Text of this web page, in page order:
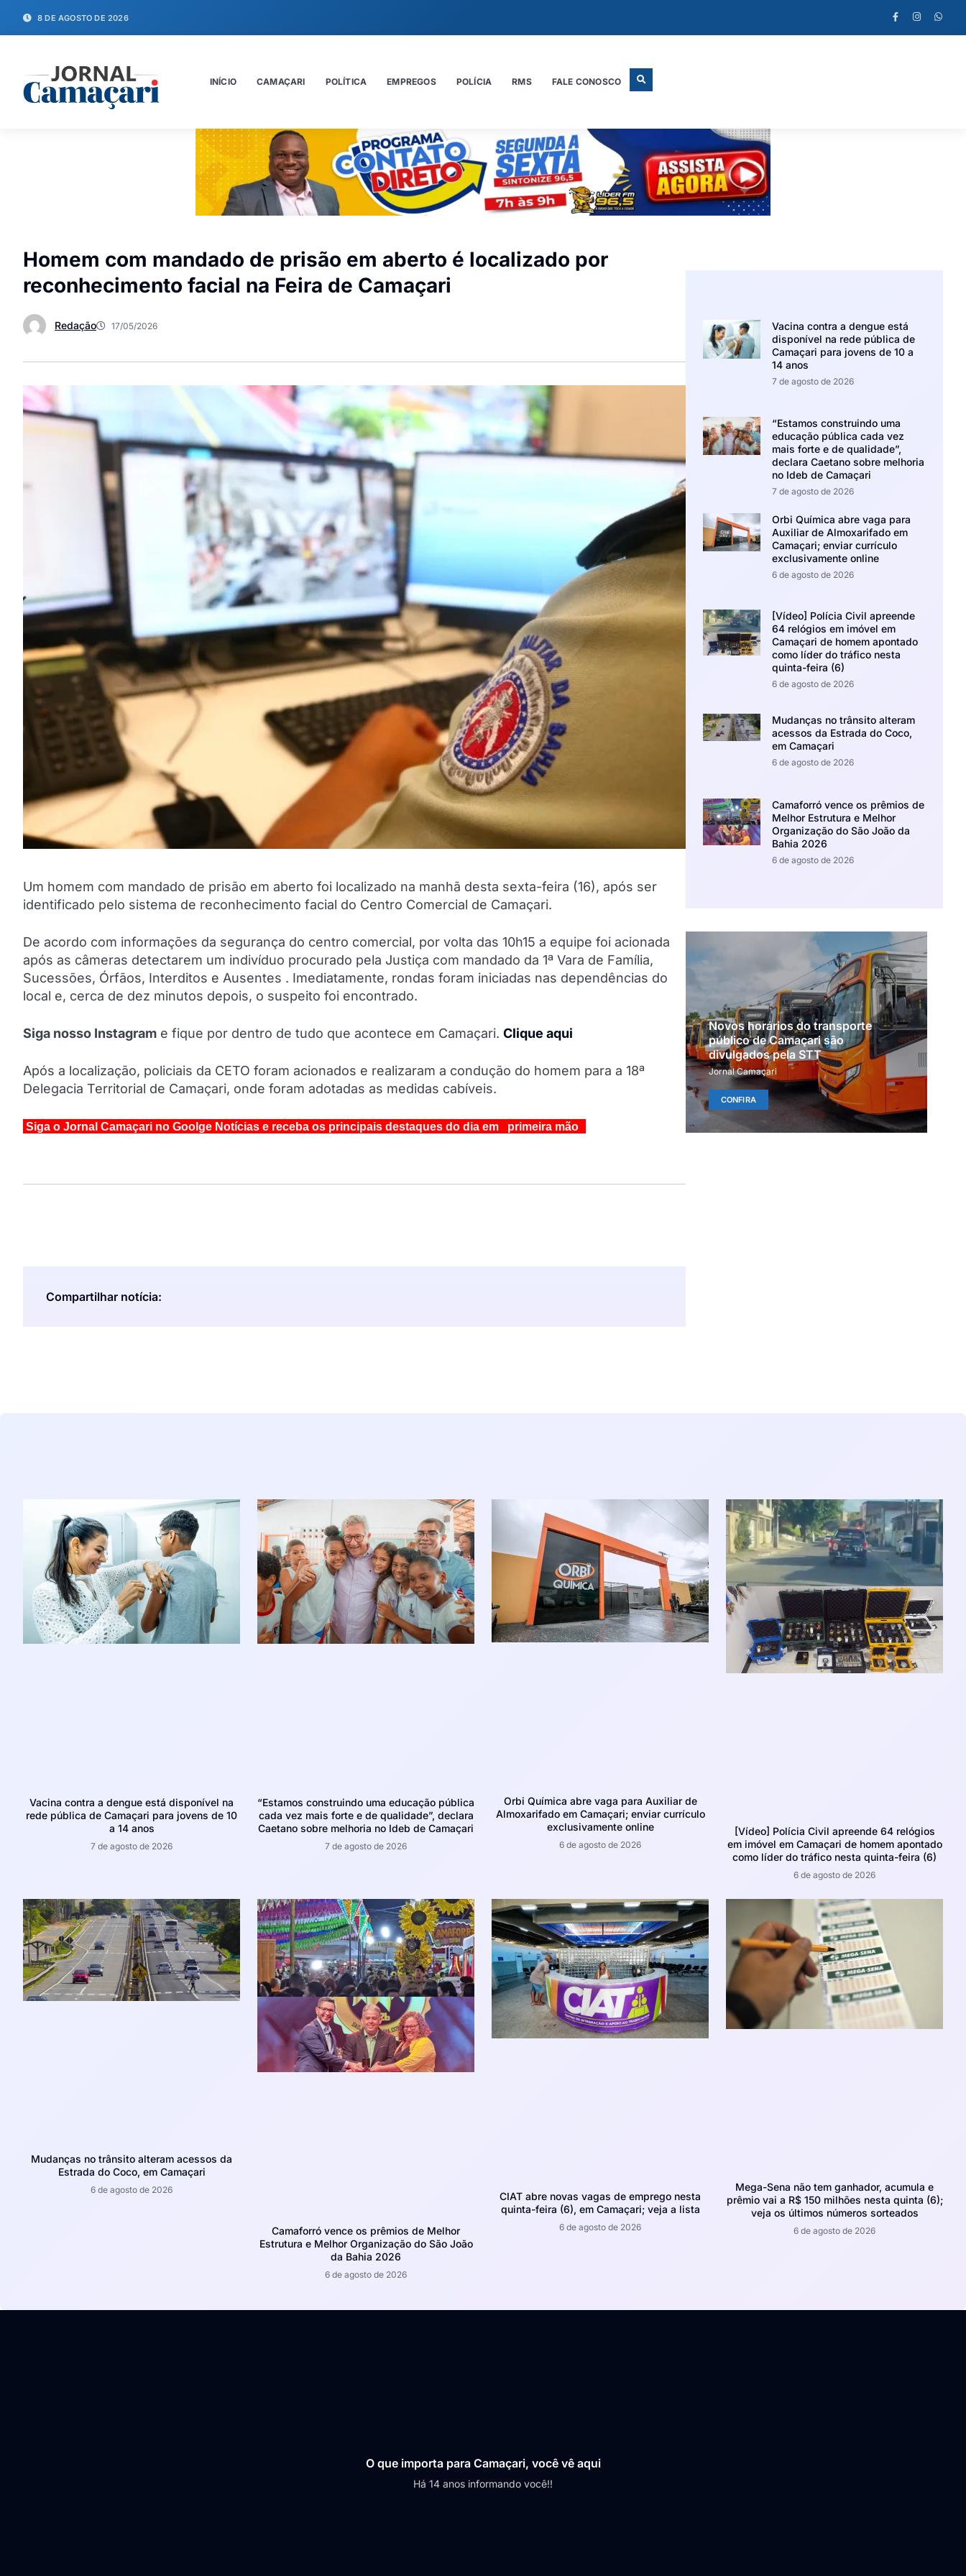
8 DE AGOSTO DE 2026
INÍCIO CAMAÇARI POLÍTICA EMPREGOS POLÍCIA RMS FALE CONOSCO
Homem com mandado de prisão em aberto é localizado por
reconhecimento facial na Feira de Camaçari
Redação 17/05/2026
Um homem com mandado de prisão em aberto foi localizado na manhã desta sexta-feira (16), após ser
identificado pelo sistema de reconhecimento facial do Centro Comercial de Camaçari.
De acordo com informações da segurança do centro comercial, por volta das 10h15 a equipe foi acionada
após as câmeras detectarem um indivíduo procurado pela Justiça com mandado da 1ª Vara de Família,
Sucessões, Órfãos, Interditos e Ausentes . Imediatamente, rondas foram iniciadas nas dependências do
local e, cerca de dez minutos depois, o suspeito foi encontrado.
Siga nosso Instagram e fique por dentro de tudo que acontece em Camaçari. Clique aqui
Após a localização, policiais da CETO foram acionados e realizaram a condução do homem para a 18ª
Delegacia Territorial de Camaçari, onde foram adotadas as medidas cabíveis.
Siga o Jornal Camaçari no Goolge Notícias e receba os principais destaques do dia em primeira mão
Compartilhar notícia:
Vacina contra a dengue está
disponível na rede pública de
Camaçari para jovens de 10 a
14 anos
7 de agosto de 2026
“Estamos construindo uma
educação pública cada vez
mais forte e de qualidade”,
declara Caetano sobre melhoria
no Ideb de Camaçari
7 de agosto de 2026
Orbi Química abre vaga para
Auxiliar de Almoxarifado em
Camaçari; enviar currículo
exclusivamente online
6 de agosto de 2026
[Vídeo] Polícia Civil apreende
64 relógios em imóvel em
Camaçari de homem apontado
como líder do tráfico nesta
quinta-feira (6)
6 de agosto de 2026
Mudanças no trânsito alteram
acessos da Estrada do Coco,
em Camaçari
6 de agosto de 2026
Camaforró vence os prêmios de
Melhor Estrutura e Melhor
Organização do São João da
Bahia 2026
6 de agosto de 2026
Novos horários do transporte
público de Camaçari são
divulgados pela STT
Jornal Camaçari
CONFIRA
Vacina contra a dengue está disponível na
rede pública de Camaçari para jovens de 10
a 14 anos
7 de agosto de 2026
“Estamos construindo uma educação pública
cada vez mais forte e de qualidade”, declara
Caetano sobre melhoria no Ideb de Camaçari
7 de agosto de 2026
Orbi Química abre vaga para Auxiliar de
Almoxarifado em Camaçari; enviar currículo
exclusivamente online
6 de agosto de 2026
[Vídeo] Polícia Civil apreende 64 relógios
em imóvel em Camaçari de homem apontado
como líder do tráfico nesta quinta-feira (6)
6 de agosto de 2026
Mudanças no trânsito alteram acessos da
Estrada do Coco, em Camaçari
6 de agosto de 2026
Camaforró vence os prêmios de Melhor
Estrutura e Melhor Organização do São João
da Bahia 2026
6 de agosto de 2026
CIAT abre novas vagas de emprego nesta
quinta-feira (6), em Camaçari; veja a lista
6 de agosto de 2026
Mega-Sena não tem ganhador, acumula e
prêmio vai a R$ 150 milhões nesta quinta (6);
veja os últimos números sorteados
6 de agosto de 2026
O que importa para Camaçari, você vê aqui
Há 14 anos informando você!!